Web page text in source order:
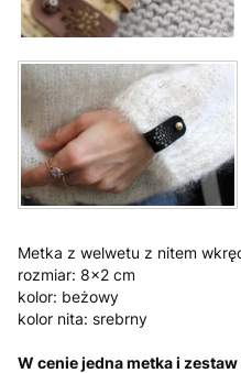
Metka z welwetu z nitem
rozmiar: 8x2 cm
kolor: beżowy
kolor nita: srebrny
W cenie jedna metka i